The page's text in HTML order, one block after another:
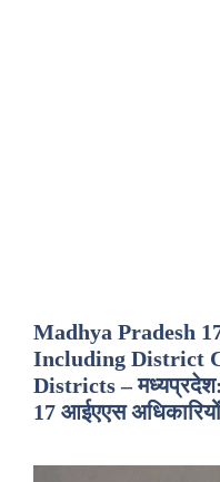
Madhya Pradesh
Including District
Districts –
17 आईएएस